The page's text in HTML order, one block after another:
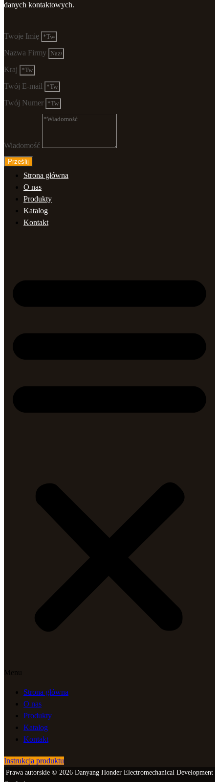
danych kontaktowych.
Twoje Imię
Nazwa Firmy
Kraj
Twój E-mail
Twój Numer
Wiadomość
Prześlij
Strona główna
O nas
Produkty
Katalog
Kontakt
Menu
Strona główna
O nas
Produkty
Katalog
Kontakt
Instrukcja produktu
Prawa autorskie © 2026 Danyang Honder Electromechanical Development